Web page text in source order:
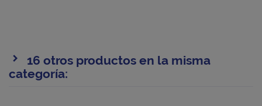
16 otros productos en la misma
categoría: